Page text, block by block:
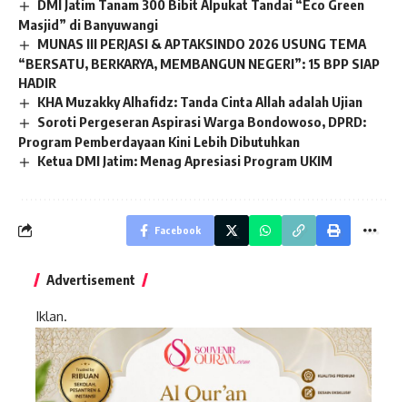
DMI Jatim Tanam 300 Bibit Alpukat Tandai “Eco Green
Masjid” di Banyuwangi
MUNAS III PERJASI & APTAKSINDO 2026 USUNG TEMA
“BERSATU, BERKARYA, MEMBANGUN NEGERI”: 15 BPP SIAP
HADIR
KHA Muzakky Alhafidz: Tanda Cinta Allah adalah Ujian
Soroti Pergeseran Aspirasi Warga Bondowoso, DPRD:
Program Pemberdayaan Kini Lebih Dibutuhkan
Ketua DMI Jatim: Menag Apresiasi Program UKIM
Facebook
Advertisement
Iklan.